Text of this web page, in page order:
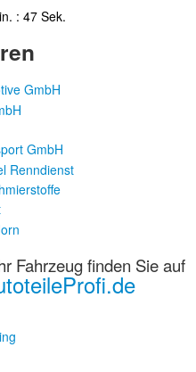
: 46 Sek.
Fahrzeug finden Sie auf